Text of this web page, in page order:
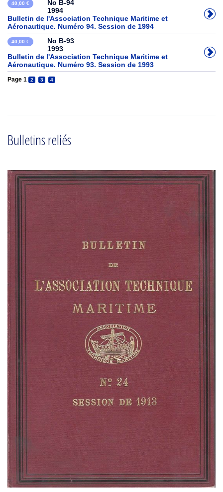
40,00 €
No B-94
1994
Bulletin de l'Association Technique Maritime et
Aéronautique. Numéro 94. Session de 1994
40,00 €
No B-93
1993
Bulletin de l'Association Technique Maritime et
Aéronautique. Numéro 93. Session de 1993
Page 1 2 3 4
Bulletins reliés